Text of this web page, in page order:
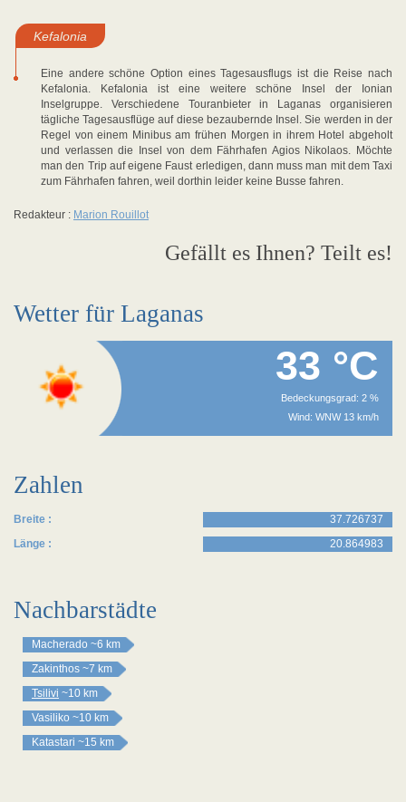
Kefalonia
Eine andere schöne Option eines Tagesausflugs ist die Reise nach
Kefalonia. Kefalonia ist eine weitere schöne Insel der Ionian
Inselgruppe. Verschiedene Touranbieter in Laganas organisieren
tägliche Tagesausflüge auf diese bezaubernde Insel. Sie werden in der
Regel von einem Minibus am frühen Morgen in ihrem Hotel abgeholt
und verlassen die Insel von dem Fährhafen Agios Nikolaos. Möchte
man den Trip auf eigene Faust erledigen, dann muss man mit dem Taxi
zum Fährhafen fahren, weil dorthin leider keine Busse fahren.
Redakteur : Marion Rouillot
Gefällt es Ihnen? Teilt es!
Wetter für Laganas
33 °C
Bedeckungsgrad: 2 %
Wind: WNW 13 km/h
Zahlen
Breite :
37.726737
Länge :
20.864983
Nachbarstädte
Macherado ~6 km
Zakinthos ~7 km
Tsilivi ~10 km
Vasiliko ~10 km
Katastari ~15 km